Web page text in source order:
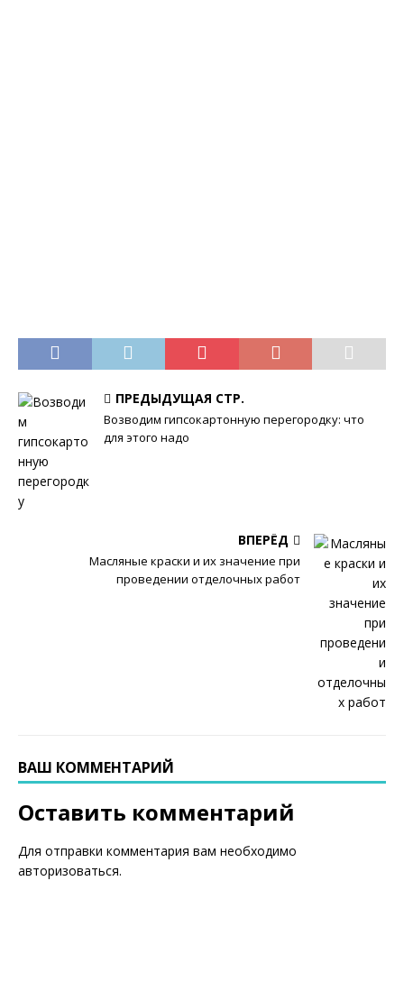
ПРЕДЫДУЩАЯ СТР.
Возводим гипсокартонную перегородку: что
для этого надо
ВПЕРЁД
Масляные краски и их значение при
проведении отделочных работ
ВАШ КОММЕНТАРИЙ
Оставить комментарий
Для отправки комментария вам необходимо
авторизоваться.